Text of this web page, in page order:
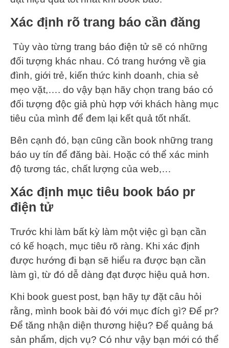
Xác định rõ trang báo cần đăng
Tùy vào từng trang báo điện tử sẽ có những
đối tượng khác nhau. Có trang hướng về gia
đình, giới trẻ, kiến thức kinh doanh, chia sẻ
mẹo vặt,…. do vậy bạn hãy chọn trang báo có
đối tượng độc giả phù hợp với khách hàng mục
tiêu của mình để đem lại kết quả tốt nhất.
Bên cạnh đó, bạn cũng cần book những trang
báo uy tín để đăng bài. Hoặc có thể xác minh
độ tương tác, chất lượng của web,…
Xác định mục tiêu book báo pr
điện tử
Trước khi làm bất kỳ làm một việc gì bạn cần
có kế hoạch, mục tiêu rõ ràng. Khi xác định
được hướng đi bạn sẽ hiểu ra được bạn cần
làm gì, từ đó dễ dàng đạt được hiệu quả hơn.
Khi book guest post, bạn hãy tự đặt câu hỏi
rằng, mình book bài đó với mục đích gì? Để pr?
Để tăng nhận diện thương hiệu? Để quảng bá
sản phẩm, dịch vụ? Có như vậy bạn mới có thể